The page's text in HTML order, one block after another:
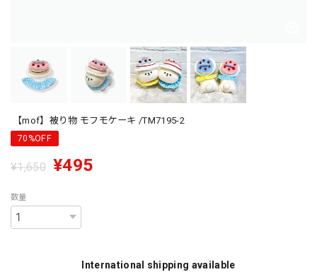
【mof】被り物 モフモケーキ /TM7195-2
70%OFF
¥1,650 ¥495
数量
International shipping available